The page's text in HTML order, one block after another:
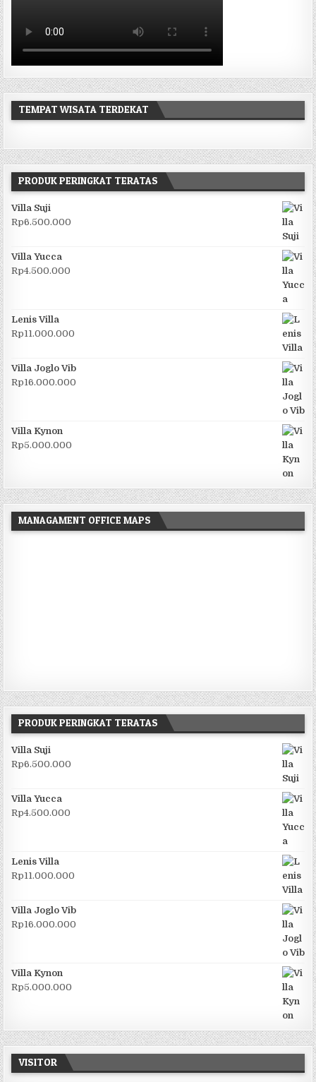
TEMPAT WISATA TERDEKAT
PRODUK PERINGKAT TERATAS
Villa Suji
Rp6.500.000
Villa Yucca
Rp4.500.000
Lenis Villa
Rp11.000.000
Villa Joglo Vib
Rp16.000.000
Villa Kynon
Rp5.000.000
MANAGAMENT OFFICE MAPS
PRODUK PERINGKAT TERATAS
Villa Suji
Rp6.500.000
Villa Yucca
Rp4.500.000
Lenis Villa
Rp11.000.000
Villa Joglo Vib
Rp16.000.000
Villa Kynon
Rp5.000.000
VISITOR